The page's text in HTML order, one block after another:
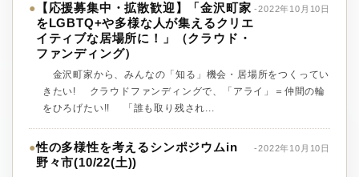
●
【応援募集中・拡散歓迎】「金沢町家
をLGBTQ+や多様な人が集えるクリエ
イティブな居場所に！」（クラウド・
ファンディング）
-2022年10月10日
金沢町家から、みんなの「知る」機会・居場所をつくってい
きたい! クラウドファンディングで、「アライ」＝仲間の輪
をひろげたい!! 「誰も取り残され...
●性の多様性を考えるシンポジウムin
野々市(10/22(土))
-2022年10月10日